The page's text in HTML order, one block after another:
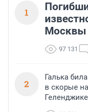
1
Москвы
97 131
2
Галька
в скорые